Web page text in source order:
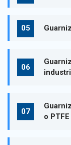
o PTFE